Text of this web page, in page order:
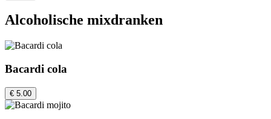
Alcoholische mixdranken
Bacardi cola
€ 5.00